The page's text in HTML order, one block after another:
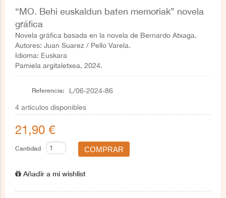
“MO. Behi euskaldun baten memoriak” novela
gráfica
Novela gráfica basada en la novela de Bernardo Atxaga.
Autores: Juan Suarez / Pello Varela.
Idioma: Euskara
Pamiela argitaletxea, 2024.
Referencia: L/06-2024-86
4 artículos disponibles
21,90 €
Cantidad
Añadir a mi wishlist